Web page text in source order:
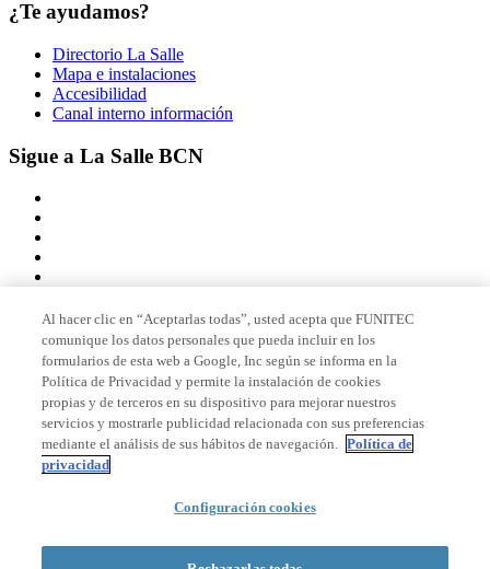
¿Te ayudamos?
Directorio La Salle
Mapa e instalaciones
Accesibilidad
Canal interno información
Sigue a La Salle BCN
Miembro de
Acreditaciones
© 2026 La Salle Campus Barcelona - URL |
Al hacer clic en “Aceptarlas todas”, usted acepta que FUNITEC
comunique los datos personales que pueda incluir en los
formularios de esta web a Google, Inc según se informa en la
Política de Privacidad y permite la instalación de cookies
propias y de terceros en su dispositivo para mejorar nuestros
servicios y mostrarle publicidad relacionada con sus preferencias
mediante el análisis de sus hábitos de navegación. Política de
privacidad
Configuración cookies